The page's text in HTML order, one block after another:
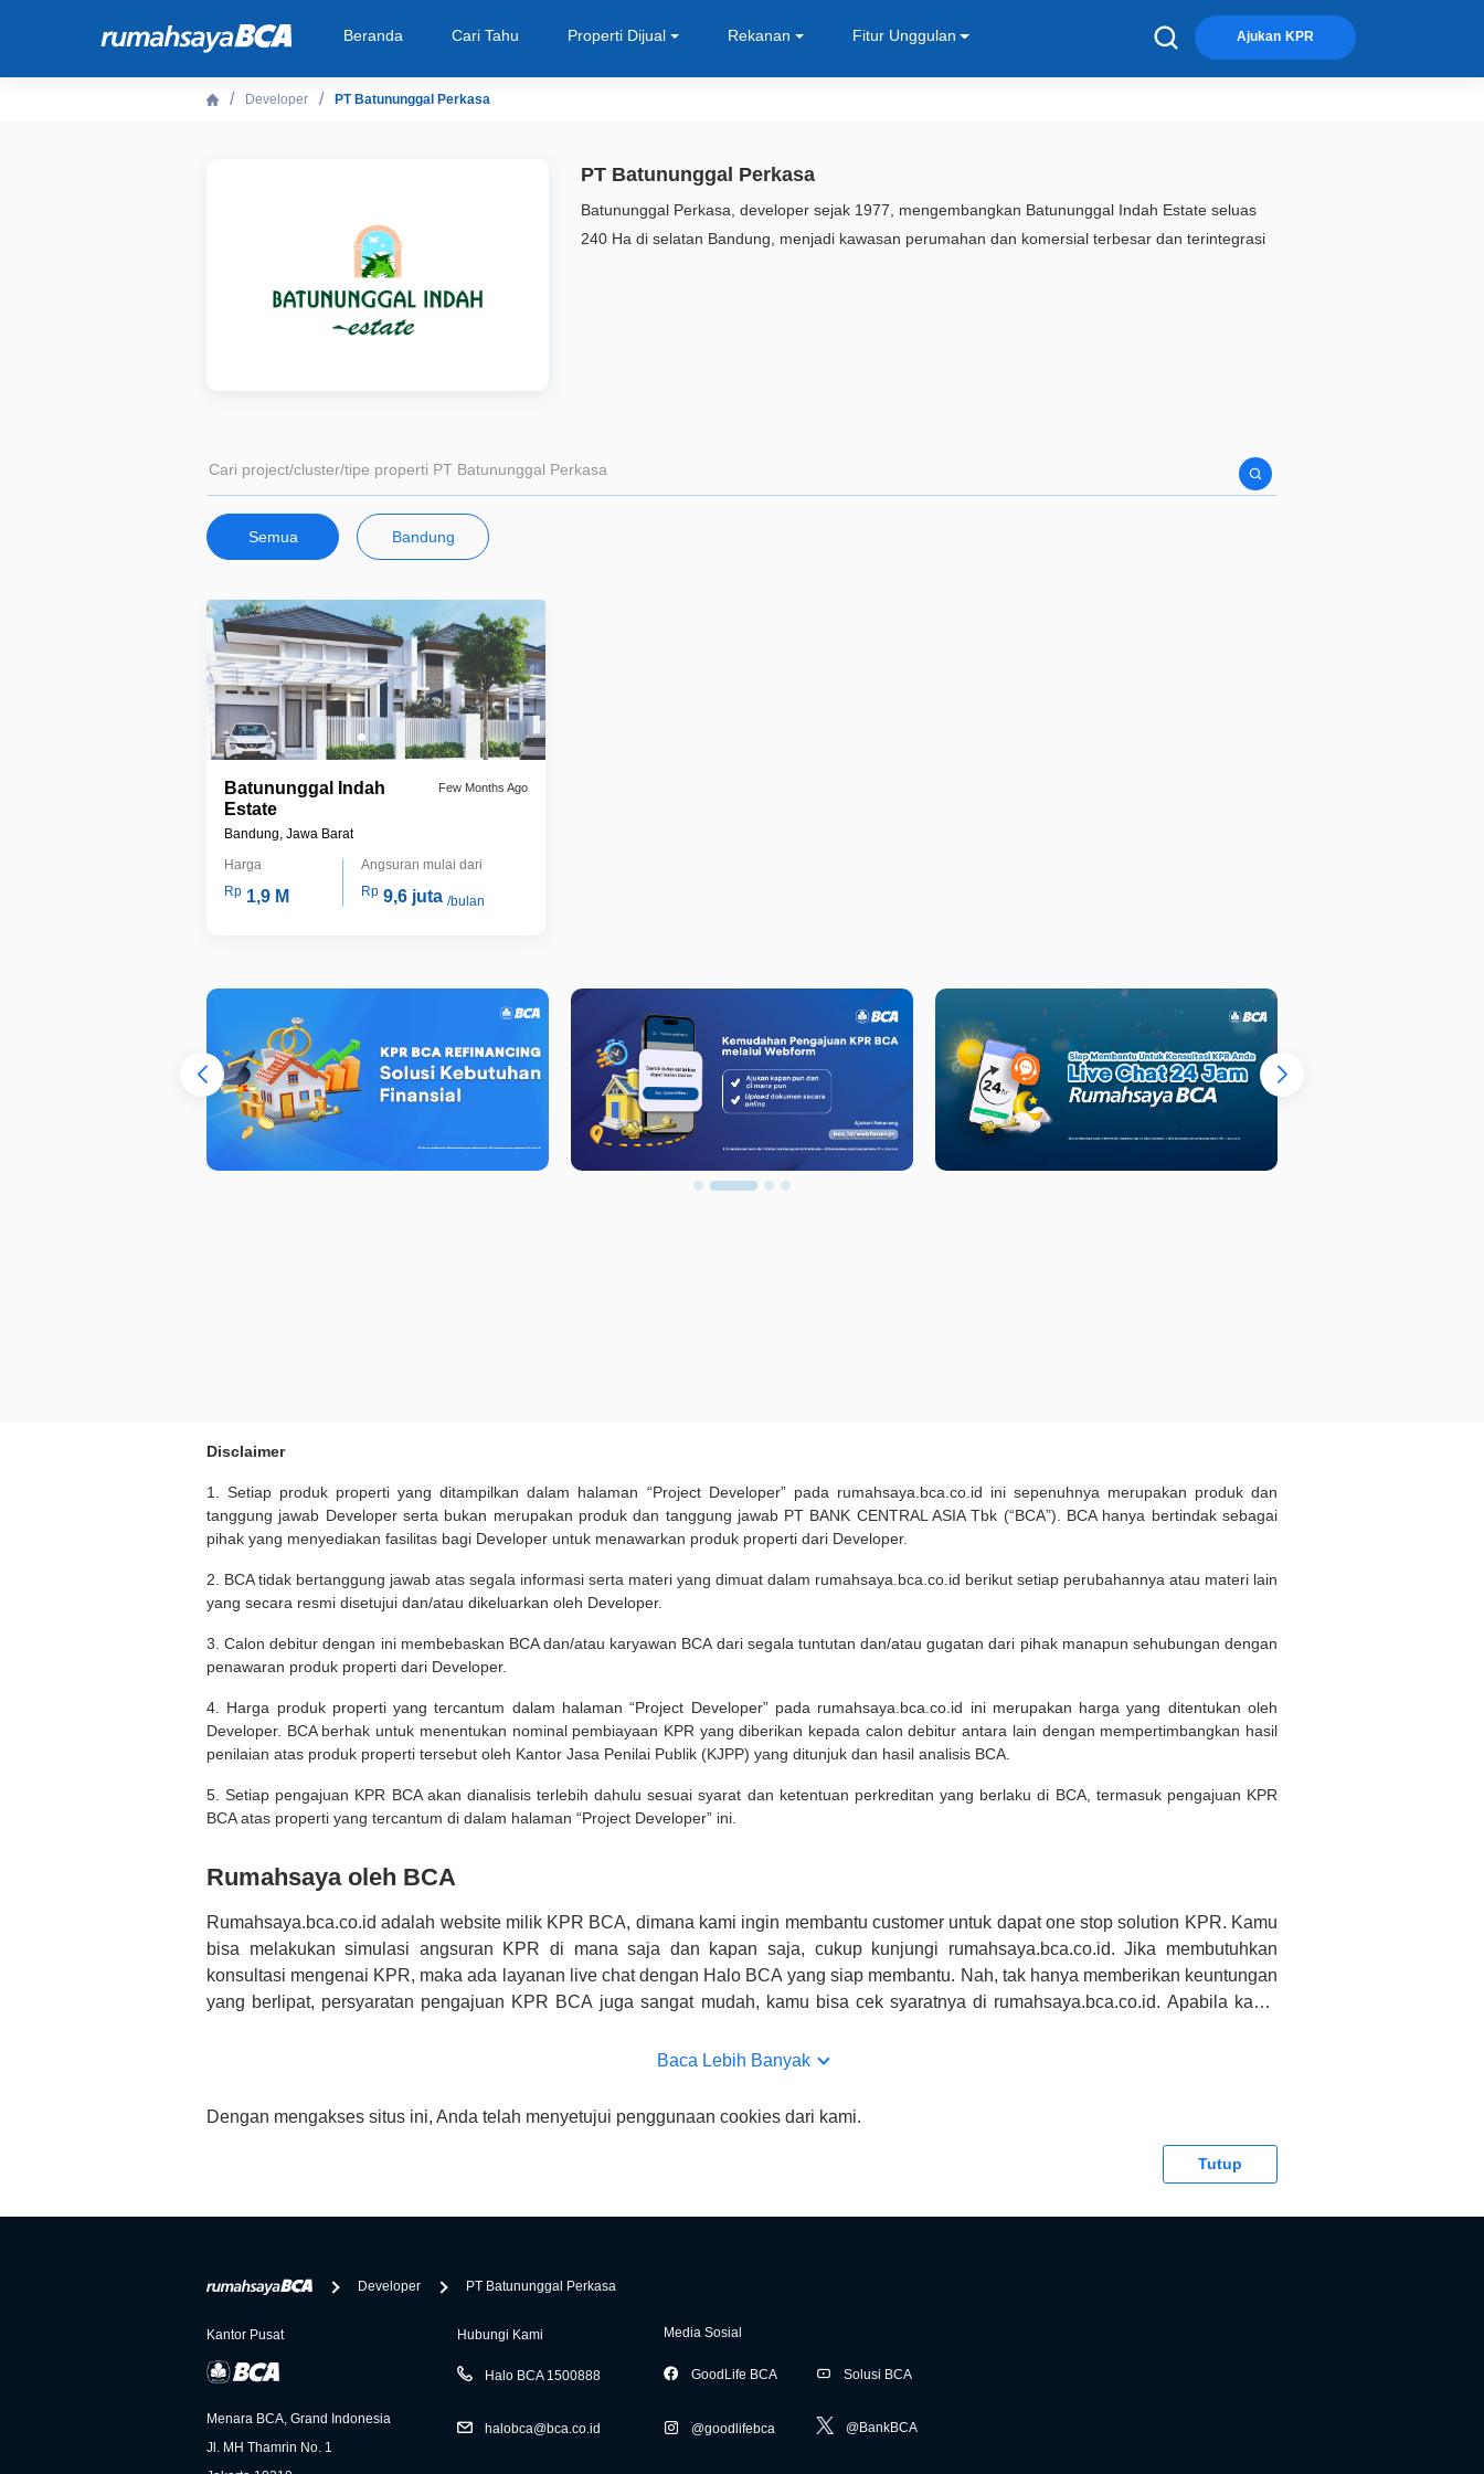
Beranda Cari Tahu Properti Dijual Rekanan Fitur Unggulan Ajukan KPR
Developer PT Batununggal Perkasa
PT Batununggal Perkasa
Batununggal Perkasa, developer sejak 1977, mengembangkan Batununggal Indah Estate seluas
240 Ha di selatan Bandung, menjadi kawasan perumahan dan komersial terbesar dan terintegrasi
Semua Bandung
Batununggal Indah
Estate
Bandung, Jawa Barat
Few Months Ago
Harga
Rp 1,9 M
Angsuran mulai dari
Rp 9,6 juta /bulan
Disclaimer
1. Setiap produk properti yang ditampilkan dalam halaman “Project Developer” pada rumahsaya.bca.co.id ini sepenuhnya merupakan produk dan
tanggung jawab Developer serta bukan merupakan produk dan tanggung jawab PT BANK CENTRAL ASIA Tbk (“BCA”). BCA hanya bertindak sebagai
pihak yang menyediakan fasilitas bagi Developer untuk menawarkan produk properti dari Developer.
2. BCA tidak bertanggung jawab atas segala informasi serta materi yang dimuat dalam rumahsaya.bca.co.id berikut setiap perubahannya atau materi lain
yang secara resmi disetujui dan/atau dikeluarkan oleh Developer.
3. Calon debitur dengan ini membebaskan BCA dan/atau karyawan BCA dari segala tuntutan dan/atau gugatan dari pihak manapun sehubungan dengan
penawaran produk properti dari Developer.
4. Harga produk properti yang tercantum dalam halaman “Project Developer” pada rumahsaya.bca.co.id ini merupakan harga yang ditentukan oleh
Developer. BCA berhak untuk menentukan nominal pembiayaan KPR yang diberikan kepada calon debitur antara lain dengan mempertimbangkan hasil
penilaian atas produk properti tersebut oleh Kantor Jasa Penilai Publik (KJPP) yang ditunjuk dan hasil analisis BCA.
5. Setiap pengajuan KPR BCA akan dianalisis terlebih dahulu sesuai syarat dan ketentuan perkreditan yang berlaku di BCA, termasuk pengajuan KPR
BCA atas properti yang tercantum di dalam halaman “Project Developer” ini.
Rumahsaya oleh BCA
Rumahsaya.bca.co.id adalah website milik KPR BCA, dimana kami ingin membantu customer untuk dapat one stop solution KPR. Kamu
bisa melakukan simulasi angsuran KPR di mana saja dan kapan saja, cukup kunjungi rumahsaya.bca.co.id. Jika membutuhkan
konsultasi mengenai KPR, maka ada layanan live chat dengan Halo BCA yang siap membantu. Nah, tak hanya memberikan keuntungan
yang berlipat, persyaratan pengajuan KPR BCA juga sangat mudah, kamu bisa cek syaratnya di rumahsaya.bca.co.id. Apabila kamu
informasi yang rekanan berikan selain yang bisa di verifikasi oleh BCA.
Baca Lebih Banyak
Dengan mengakses situs ini, Anda telah menyetujui penggunaan cookies dari kami.
Tutup
Developer PT Batununggal Perkasa
Kantor Pusat
Menara BCA, Grand Indonesia
Jl. MH Thamrin No. 1
Hubungi Kami
Halo BCA 1500888
halobca@bca.co.id
Media Sosial
GoodLife BCA
@goodlifebca
Solusi BCA
@BankBCA